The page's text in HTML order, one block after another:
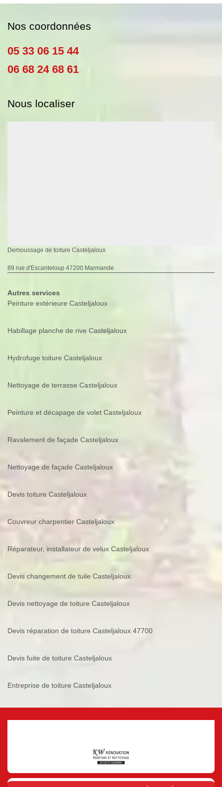
Nos coordonnées
05 33 06 15 44
06 68 24 68 61
Nous localiser
Demoussage de toiture Casteljaloux
89 rue d'Escanteloup 47200 Marmande
Autres services
Peinture extérieure Casteljaloux
Habillage planche de rive Casteljaloux
Hydrofuge toiture Casteljaloux
Nettoyage de terrasse Casteljaloux
Peinture et décapage de volet Casteljaloux
Ravalement de façade Casteljaloux
Nettoyage de façade Casteljaloux
Devis toiture Casteljaloux
Couvreur charpentier Casteljaloux
Réparateur, installateur de velux Casteljaloux
Devis changement de tuile Casteljaloux
Devis nettoyage de toiture Casteljaloux
Devis réparation de toiture Casteljaloux 47700
Devis fuite de toiture Casteljaloux
Entreprise de toiture Casteljaloux